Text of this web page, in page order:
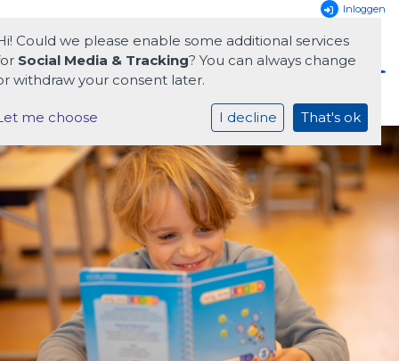
Inloggen
Home
Onze school
Praktische zaken
Ouders
HB Onderwijs
Downloads
Could we please enable some additional services
Social Media & Tracking? You can always change
withdraw your consent later.
me choose I decline That's ok